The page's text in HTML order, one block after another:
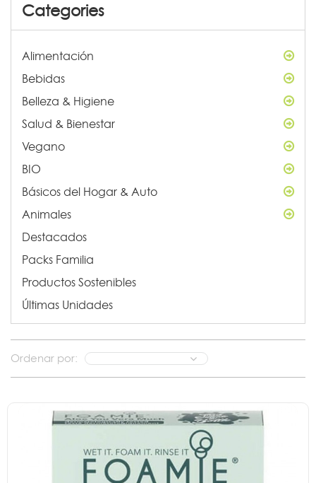
Categories
Alimentación
Bebidas
Belleza & Higiene
Salud & Bienestar
Vegano
BIO
Básicos del Hogar & Auto
Animales
Destacados
Packs Familia
Productos Sostenibles
Últimas Unidades
Ordenar por: